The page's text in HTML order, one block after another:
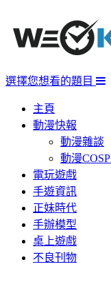
選擇您想看的題目
主頁
動漫快報
動漫雜談
動漫
電玩遊戲
手遊資訊
正妹時代
手辦模型
桌上遊戲
不良刊物